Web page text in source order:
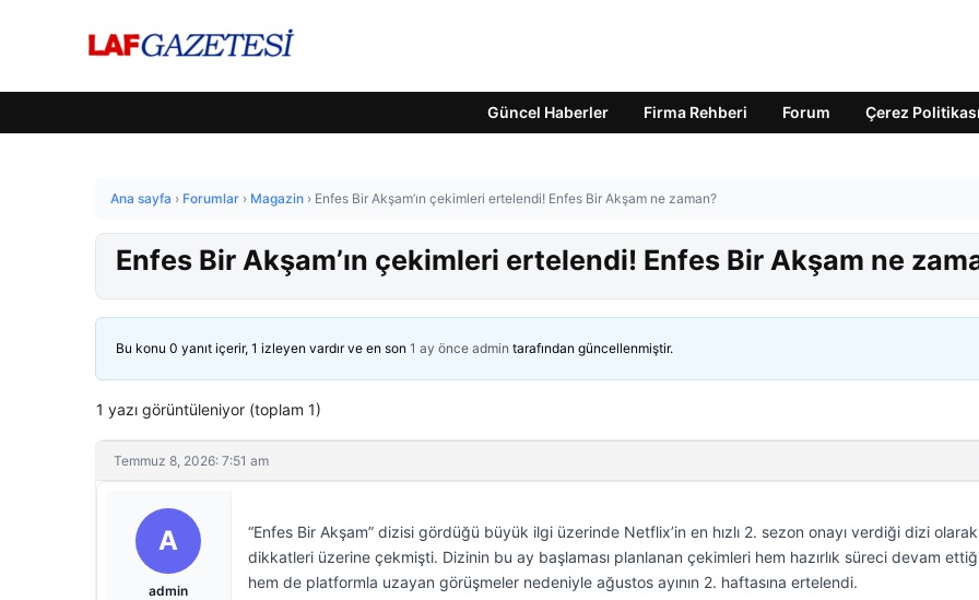
Güncel Haberler Firma Rehberi Forum Çerez Politikası
Ana sayfa › Forumlar › Magazin › Enfes Bir Akşam’ın çekimleri ertelendi! Enfes Bir Akşam ne zaman?
Enfes Bir Akşam’ın çekimleri ertelendi! Enfes Bir Akşam ne
Bu konu 0 yanıt içerir, 1 izleyen vardır ve en son 1 ay önce admin tarafından güncellenmiştir.
1 yazı görüntüleniyor (toplam 1)
Temmuz 8, 2026: 7:51 am
A
admin
“Enfes Bir Akşam” dizisi gördüğü büyük ilgi üzerinde Netflix’in en hızlı 2. sezon onayı verdiği dizi olarak
dikkatleri üzerine çekmişti. Dizinin bu ay başlaması planlanan çekimleri hem hazırlık süreci devam
hem de platformla uzayan görüşmeler nedeniyle ağustos ayının 2. haftasına ertelendi.